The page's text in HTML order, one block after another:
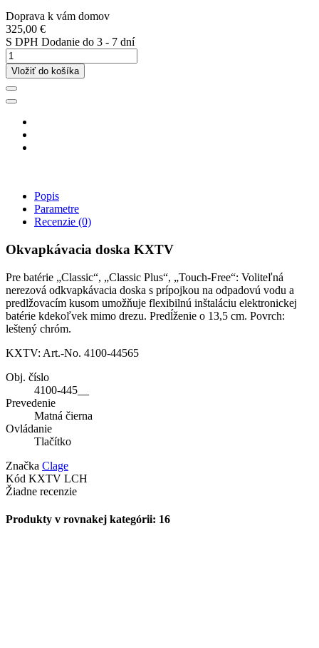
Doprava k vám domov
325,00 €
S DPH Dodanie do 3 - 7 dní
Vložiť do košíka
Popis
Parametre
Recenzie (0)
Okvapkávacia doska KXTV
Pre batérie „Classic“, „Classic Plus“, „Touch-Free“: Voliteľná
nerezová odkvapkávacia doska s prípojkou na odpadovú vodu a
predlžovacím kusom umožňuje flexibilnú inštaláciu elektronickej
batérie kdekoľvek mimo drezu. Predĺženie o 13,5 cm. Povrch:
leštený chróm.
KXTV: Art.-No. 4100-44565
Obj. číslo
4100-445__
Prevedenie
Matná čierna
Ovládanie
Tlačítko
Značka Clage
Kód KXTV LCH
Žiadne recenzie
Produkty v rovnakej kategórii: 16